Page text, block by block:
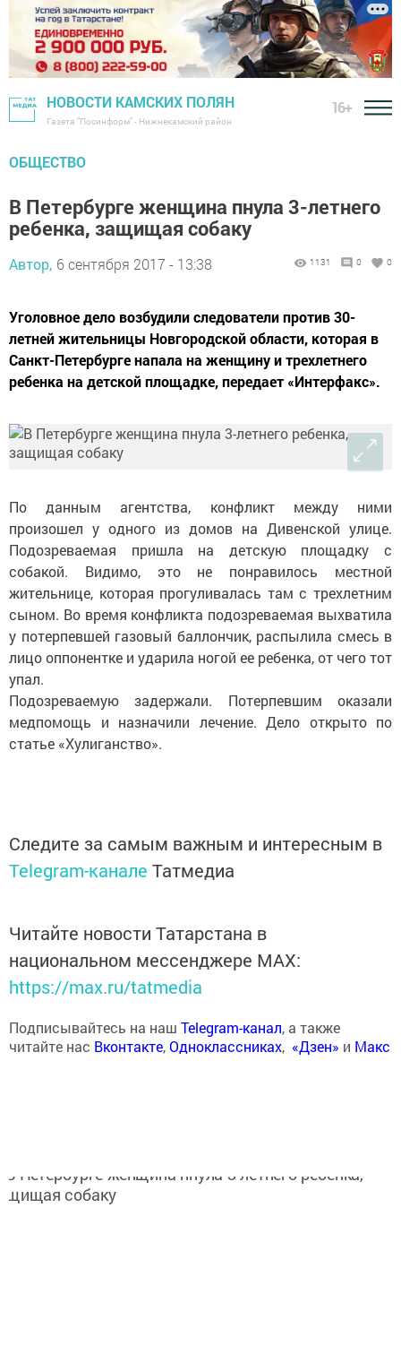
НОВОСТИ КАМСКИХ ПОЛЯН
Газета "Посинформ" - Нижнекамский район
16+
ОБЩЕСТВО
В Петербурге женщина пнула 3-летнего
ребенка, защищая собаку
Автор, 6 сентября 2017 - 13:38 1131 0 0
Уголовное дело возбудили следователи против 30-
летней жительницы Новгородской области, которая в
Санкт-Петербурге напала на женщину и трехлетнего
ребенка на детской площадке, передает «Интерфакс».
По данным агентства, конфликт между ними
произошел у одного из домов на Дивенской улице.
Подозреваемая пришла на детскую площадку с
собакой. Видимо, это не понравилось местной
жительнице, которая прогуливалась там с трехлетним
сыном. Во время конфликта подозреваемая выхватила
у потерпевшей газовый баллончик, распылила смесь в
лицо оппонентке и ударила ногой ее ребенка, от чего тот
упал.
Подозреваемую задержали. Потерпевшим оказали
медпомощь и назначили лечение. Дело открыто по
статье «Хулиганство».
Следите за самым важным и интересным в
Telegram-канале Татмедиа
Читайте новости Татарстана в
национальном мессенджере MАХ:
https://max.ru/tatmedia
Подписывайтесь на наш Telegram-канал, а также
читайте нас Вконтакте,Одноклассниках, «Дзен» и Макс